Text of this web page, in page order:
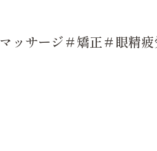
ッサージ＃矯正＃眼精